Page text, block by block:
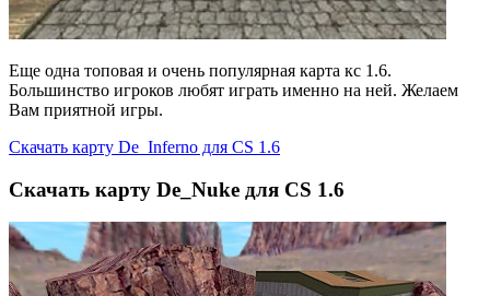
Еще одна топовая и очень популярная карта кс 1.6.
Большинство игроков любят играть именно на ней. Желаем
Вам приятной игры.
Скачать карту De_Inferno для CS 1.6
Скачать карту De_Nuke для CS 1.6